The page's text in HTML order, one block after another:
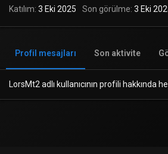
Katılım 3 Eki 2025 Son görülme 3 Eki
Profil mesajları Son aktivite
LorsMt2 adlı kullanıcının profili hakkında